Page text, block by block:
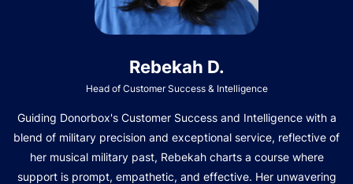
Rebekah D.
Head of Customer Success & Intelligence
Guiding Donorbox's Customer Success and Intelligence with a
blend of military precision and exceptional service, reflective of
her musical military past, Rebekah charts a course where
support is prompt, empathetic, and effective. Her unwavering